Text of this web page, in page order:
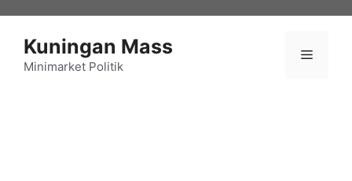
Kuningan Mass
Minimarket Politik
Menu